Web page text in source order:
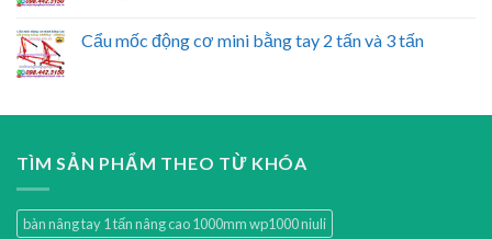
Cẩu mốc động cơ mini bằng tay 2 tấn và 3 tấn
TÌM SẢN PHẨM THEO TỪ KHÓA
bàn nâng tay 1 tấn nâng cao 1000mm wp1000 niuli